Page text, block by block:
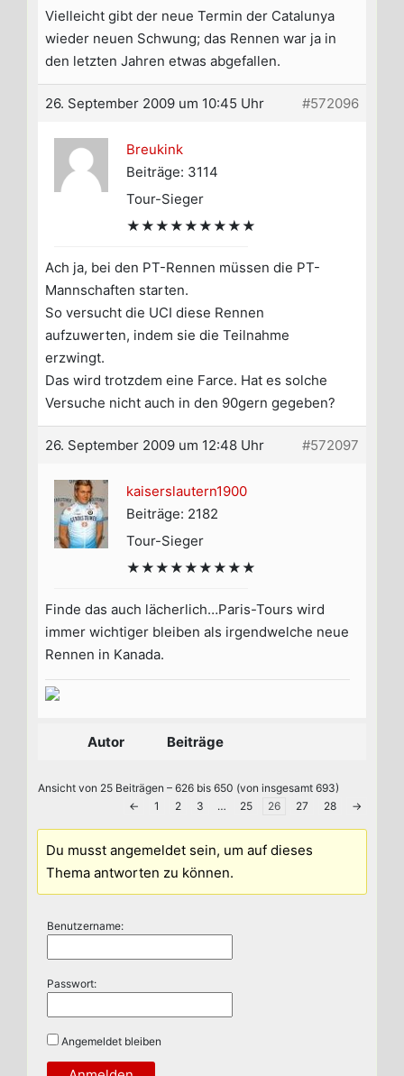
Vielleicht gibt der neue Termin der Catalunya
wieder neuen Schwung; das Rennen war ja in
den letzten Jahren etwas abgefallen.
26. September 2009 um 10:45 Uhr #572096
Breukink
Beiträge: 3114
Tour-Sieger
★★★★★★★★★
Ach ja, bei den PT-Rennen müssen die PT-
Mannschaften starten.
So versucht die UCI diese Rennen
aufzuwerten, indem sie die Teilnahme
erzwingt.
Das wird trotzdem eine Farce. Hat es solche
Versuche nicht auch in den 90gern gegeben?
26. September 2009 um 12:48 Uhr #572097
kaiserslautern1900
Beiträge: 2182
Tour-Sieger
★★★★★★★★★
Finde das auch lächerlich…Paris-Tours wird
immer wichtiger bleiben als irgendwelche neue
Rennen in Kanada.
Autor Beiträge
Ansicht von 25 Beiträgen – 626 bis 650 (von insgesamt 693)
←
1 2 3 … 25 26 27 28 →
Du musst angemeldet sein, um auf dieses
Thema antworten zu können.
Benutzername:
Passwort:
Angemeldet bleiben